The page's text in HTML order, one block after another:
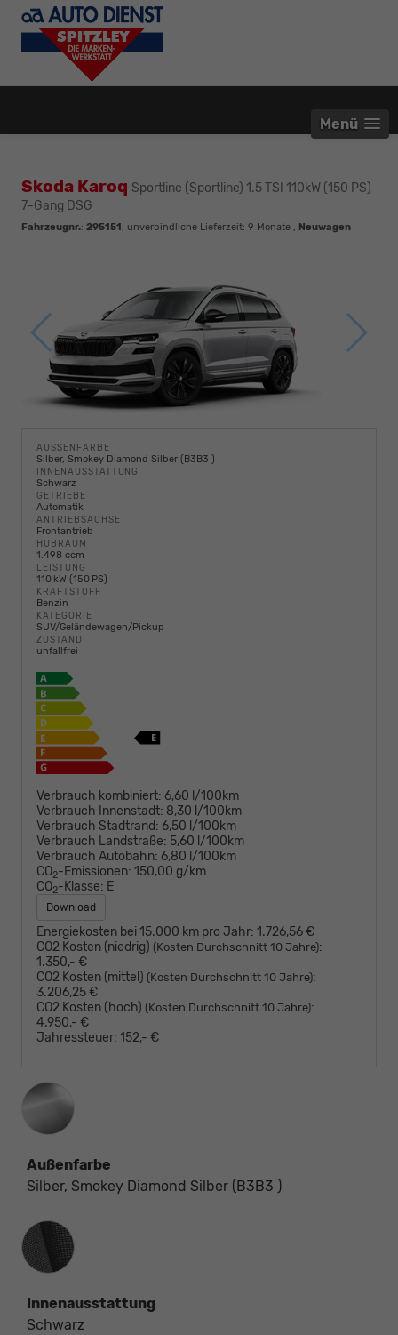
Menü
Skoda Karoq Sportline (Sportline) 1.5 TSI 110kW (150 PS)
7-Gang DSG
Fahrzeugnr.: 295151, unverbindliche Lieferzeit: 9 Monate , Neuwagen
AUSSENFARBE
Silber, Smokey Diamond Silber (B3B3 )
INNENAUSSTATTUNG
Schwarz
GETRIEBE
Automatik
ANTRIEBSACHSE
Frontantrieb
HUBRAUM
1.498 ccm
LEISTUNG
110 kW (150 PS)
KRAFTSTOFF
Benzin
KATEGORIE
SUV/Geländewagen/Pickup
ZUSTAND
unfallfrei
Verbrauch kombiniert: 6,60 l/100km
Verbrauch Innenstadt: 8,30 l/100km
Verbrauch Stadtrand: 6,50 l/100km
Verbrauch Landstraße: 5,60 l/100km
Verbrauch Autobahn: 6,80 l/100km
CO2-Emissionen: 150,00 g/km
CO2-Klasse: E
Download
Energiekosten bei 15.000 km pro Jahr: 1.726,56 €
CO2 Kosten (niedrig) (Kosten Durchschnitt 10 Jahre):
1.350,- €
CO2 Kosten (mittel) (Kosten Durchschnitt 10 Jahre):
3.206,25 €
CO2 Kosten (hoch) (Kosten Durchschnitt 10 Jahre):
4.950,- €
Jahressteuer: 152,- €
Außenfarbe
Silber, Smokey Diamond Silber (B3B3 )
Innenausstattung
Innenausstattung
Schwarz